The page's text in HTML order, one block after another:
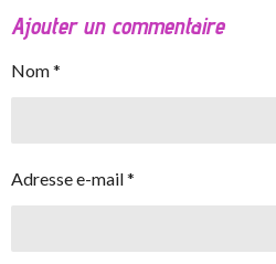
Ajouter un commentaire
Nom *
Adresse e-mail *